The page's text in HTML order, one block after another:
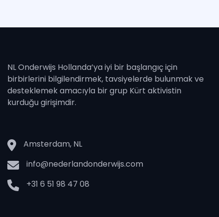
NL Onderwijs Hollanda’ya iyi bir başlangıç ​​için
birbirlerini bilgilendirmek, tavsiyelerde bulunmak ve
desteklemek amacıyla bir grup Kürt aktivistin
kurduğu girişimdir.
Amsterdam, NL
info@nederlandonderwijs.com
+31 6 51 98 47 08